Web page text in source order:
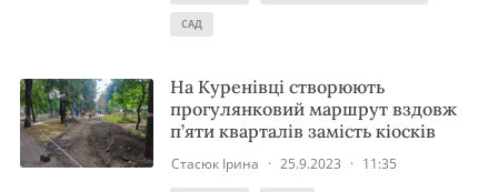
САД
На Куренівці створюють
прогулянковий маршрут вздовж
п’яти кварталів замість кіосків
Стасюк Ірина · 25.9.2023 · 11:35